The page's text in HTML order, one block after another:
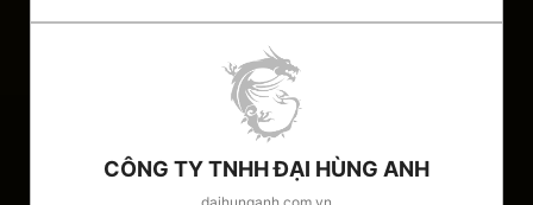
CÔNG TY TNHH ĐẠI HÙNG ANH